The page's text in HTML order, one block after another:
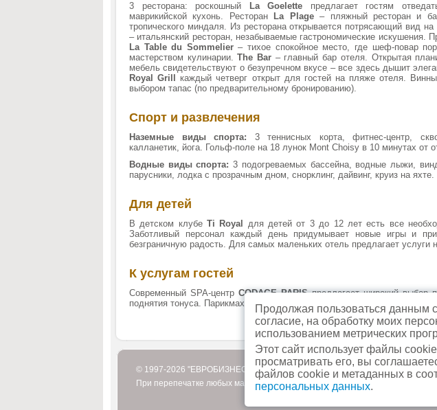
3 ресторана: роскошный La Goelette предлагает гостям
маврикийской кухонь. Ресторан
La Plage– пляжный ресторан и
тропического миндаля. Из ресторана открывается потрясающий вид на
– итальянский ресторан, незабываемые гастрономические искушения.
La Tabledu Sommelier– тихое спокойное место, где шеф-повар
мастерством кулинарии.The Bar – главный бар отеля. Открытая
мебель свидетельствуют о безупречном вкусе – все здесь дышит
Royal Grill каждый четверг открыт для гостей на пляже отеля.
выбором тапас (по предварительному бронированию).
Спорт и развлечения
Наземные виды спорта: 3 теннисных корта, фитнес-центр,
калланетик, йога. Гольф-поле на 18 лунок Mont Choisy в 10 минутах от
Водные виды спорта: 3 подогреваемых бассейна, водные лыжи,
парусники, лодка с прозрачным дном, снорклинг, дайвинг, круиз на яхте.
Для детей
В детском клубеTi Royal
для детей от 3 до 12 лет есть все
Заботливый персонал каждый день придумывает новые игры и
безграничную радость. Для самых маленьких отель предлагает услуги
К услугам гостей
Современный SPA-центр CODAGE PARISпредлагает широкий выбор
поднятия тонуса. Парикмахерская и салон красоты. Вертолетная
© 1997-2026 "ЕВРОБИЗНЕСТУР"
При перепечатке любых материалов или их фрагментов ссылка
Продолжая пользоваться данным
согласие, на обработку моих
использованием метрических
Этот сайт использует файлы
просматривать его, вы
файлов cookie и метаданных в
персональных данных.